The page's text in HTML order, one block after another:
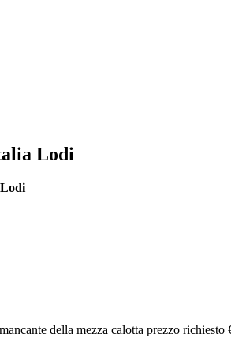
Lodi
Lodi
della mezza calotta prezzo richiesto